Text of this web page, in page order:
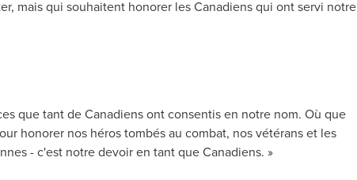
mais qui souhaitent honorer les Canadiens qui ont servi notre
que tant de Canadiens ont consentis en notre nom. Où que
honorer nos héros tombés au combat, nos vétérans et les
- c'est notre devoir en tant que Canadiens. »